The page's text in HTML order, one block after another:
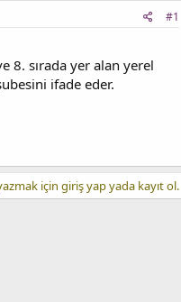
#1
8. sırada yer alan yerel
ifade eder.
için giriş yap yada kayıt ol.